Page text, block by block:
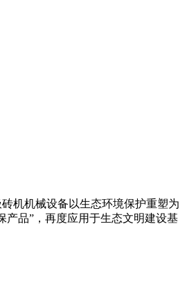
机机械设备以生态环境保护重塑为
品”，再度应用于生态文明建设基